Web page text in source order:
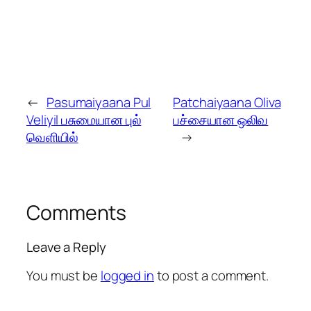
← Pasumaiyaana Pul
Veliyil பசுமையான புல்
வெளியில்
Patchaiyaana Oliva
பச்சையான ஒலிவ
→
Comments
Leave a Reply
You must be logged into post a comment.